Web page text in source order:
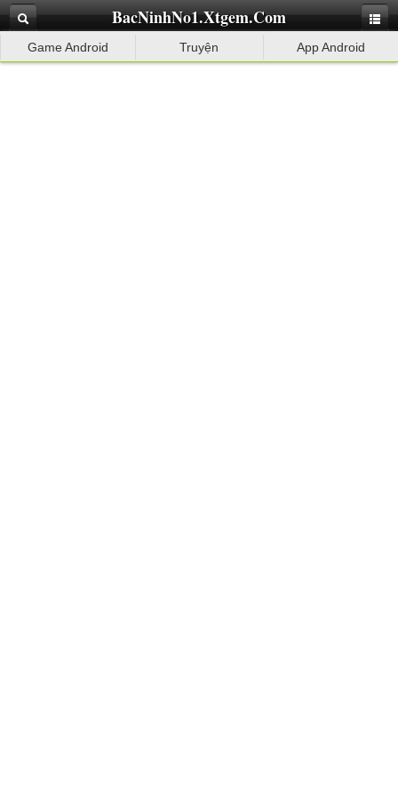
BacNinhNo1.Xtgem.Com
Game Android Truyện App Android